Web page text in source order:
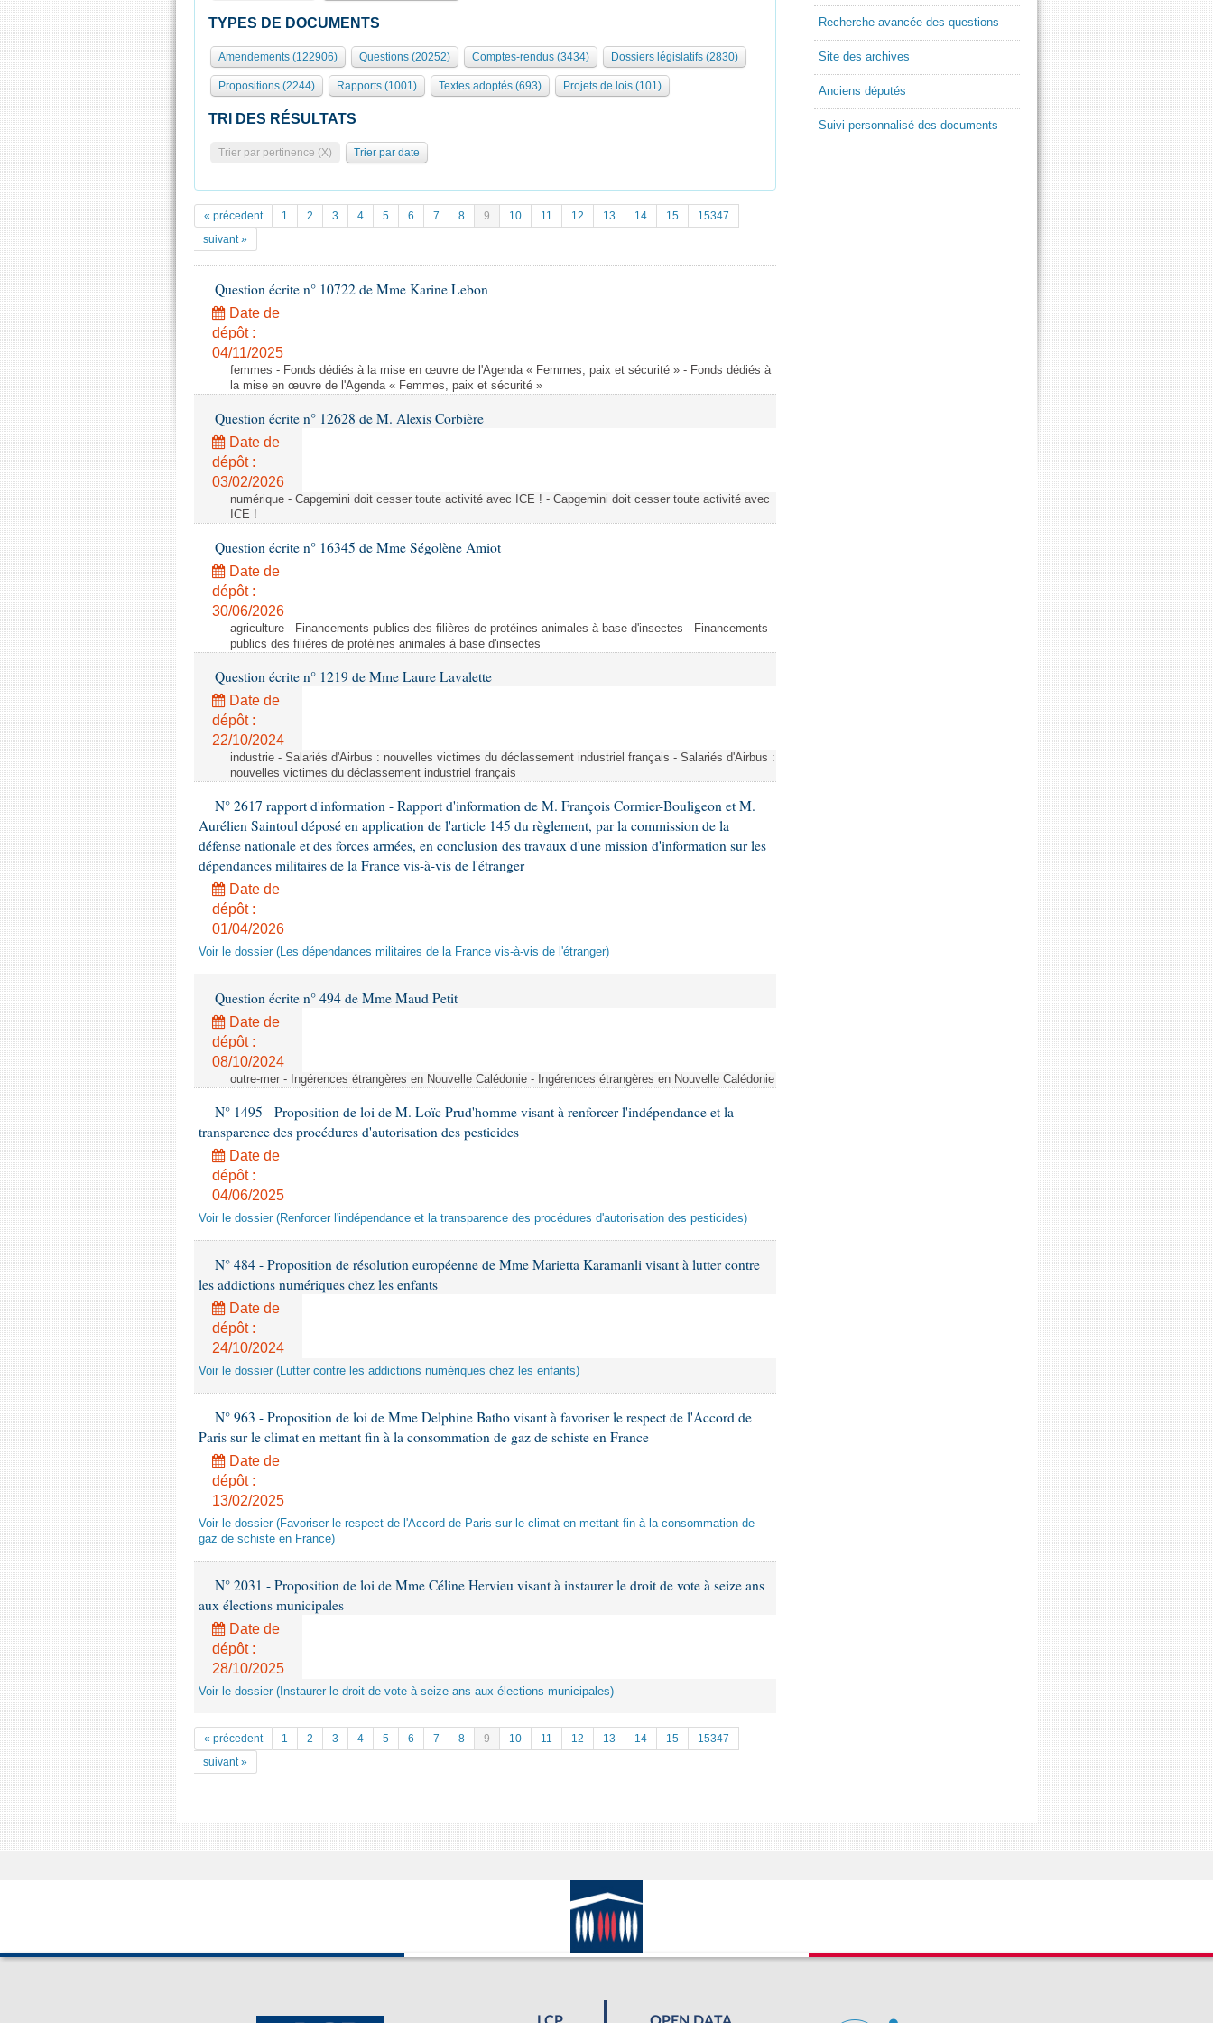
TYPES DE DOCUMENTS
Amendements (122906) Questions (20252) Comptes-rendus (3434) Dossiers législatifs (2830)
Propositions (2244) Rapports (1001) Textes adoptés (693) Projets de lois (101)
TRI DES RÉSULTATS
Trier par pertinence (X) Trier par date
« précedent 1 2 3 4 5 6 7 8 9 10 11 12 13 14 15
15347
suivant »
Question écrite n° 10722 de Mme Karine Lebon
Date de
dépôt :
04/11/2025
femmes - Fonds dédiés à la mise en œuvre de l'Agenda « Femmes, paix et sécurité » - Fonds dédiés à
la mise en œuvre de l'Agenda « Femmes, paix et sécurité »
Question écrite n° 12628 de M. Alexis Corbière
Date de
dépôt :
03/02/2026
numérique - Capgemini doit cesser toute activité avec ICE ! - Capgemini doit cesser toute activité avec
ICE !
Question écrite n° 16345 de Mme Ségolène Amiot
Date de
dépôt :
30/06/2026
agriculture - Financements publics des filières de protéines animales à base d'insectes - Financements
publics des filières de protéines animales à base d'insectes
Question écrite n° 1219 de Mme Laure Lavalette
Date de
dépôt :
22/10/2024
industrie - Salariés d'Airbus : nouvelles victimes du déclassement industriel français - Salariés d'Airbus :
nouvelles victimes du déclassement industriel français
N° 2617 rapport d'information - Rapport d'information de M. François Cormier-Bouligeon et M.
Aurélien Saintoul déposé en application de l'article 145 du règlement, par la commission de la
défense nationale et des forces armées, en conclusion des travaux d'une mission d'information sur les
dépendances militaires de la France vis-à-vis de l'étranger
Date de
dépôt :
01/04/2026
Voir le dossier (Les dépendances militaires de la France vis-à-vis de l'étranger)
Question écrite n° 494 de Mme Maud Petit
Date de
dépôt :
08/10/2024
outre-mer - Ingérences étrangères en Nouvelle Calédonie - Ingérences étrangères en Nouvelle Calédonie
N° 1495 - Proposition de loi de M. Loïc Prud'homme visant à renforcer l'indépendance et la
transparence des procédures d'autorisation des pesticides
Date de
dépôt :
04/06/2025
Voir le dossier (Renforcer l'indépendance et la transparence des procédures d'autorisation des pesticides)
N° 484 - Proposition de résolution européenne de Mme Marietta Karamanli visant à lutter contre
les addictions numériques chez les enfants
Date de
dépôt :
24/10/2024
Voir le dossier (Lutter contre les addictions numériques chez les enfants)
N° 963 - Proposition de loi de Mme Delphine Batho visant à favoriser le respect de l'Accord de
Paris sur le climat en mettant fin à la consommation de gaz de schiste en France
Date de
dépôt :
13/02/2025
Voir le dossier (Favoriser le respect de l'Accord de Paris sur le climat en mettant fin à la consommation de
gaz de schiste en France)
N° 2031 - Proposition de loi de Mme Céline Hervieu visant à instaurer le droit de vote à seize ans
aux élections municipales
Date de
dépôt :
28/10/2025
Voir le dossier (Instaurer le droit de vote à seize ans aux élections municipales)
« précedent 1 2 3 4 5 6 7 8 9 10 11 12 13 14 15
15347
suivant »
Recherche avancée des questions
Site des archives
Anciens députés
Suivi personnalisé des documents